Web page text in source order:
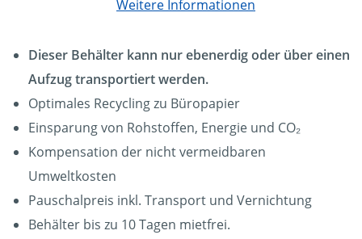
Weitere Informationen
Dieser Behälter kann nur ebenerdig oder über einen
Aufzug transportiert werden.
Optimales Recycling zu Büropapier
Einsparung von Rohstoffen, Energie und CO₂
Kompensation der nicht vermeidbaren
Umweltkosten
Pauschalpreis inkl. Transport und Vernichtung
Behälter bis zu 10 Tagen mietfrei.